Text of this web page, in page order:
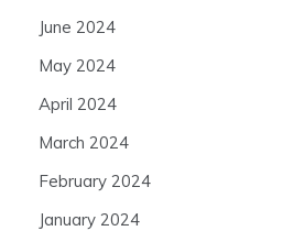
June 2024
May 2024
April 2024
March 2024
February 2024
January 2024